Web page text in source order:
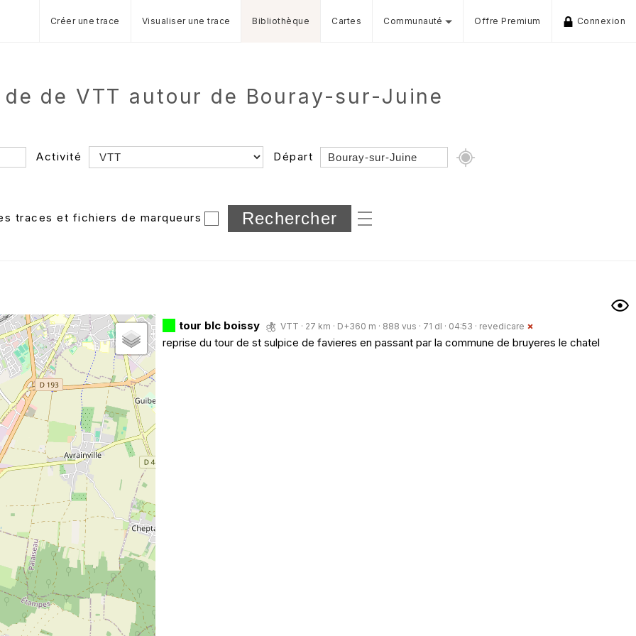
Créer une trace Visualiser une trace Bibliothèque Cartes Communauté Offre Premium Connexion
de de VTT autour de Bouray-sur-Juine
Activité Départ
Dossier
et sous-dossiers
traces et fichiers de marqueurs
tour blc boissy VTT · 27 km · D+360 m · 888 vus · 71 dl · 04:53 · revedicare
reprise du tour de st sulpice de favieres en passant par la commune de bruyeres le chatel